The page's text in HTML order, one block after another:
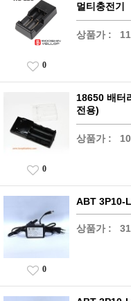
멀티충전기
상품가 :
0
18650 배터
전용)
상품가 :
0
ABT 3P10-
상품가 :
0